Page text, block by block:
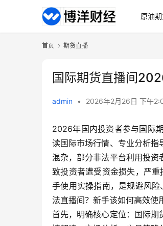
原油
首页 期货直播
国际期货直播间
admin • 2026年2月26日 下午
2026年国内投资者参与国际
读国际市场行情、专业分析
混杂，部分非法平台利用投
致投资者遭受资金损失，严
手使用实操指南，是规避风
法直播间？新手该如何高效使
首先，明确核心定位：国际